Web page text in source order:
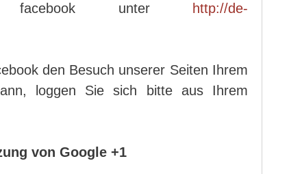
facebook unter
http://de-
den Besuch unserer Seiten Ihrem
loggen Sie sich bitte aus Ihrem
von Google +1